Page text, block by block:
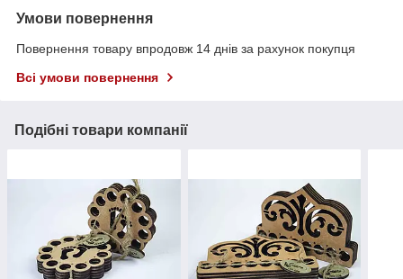
Умови повернення
Повернення товару впродовж 14 днів за рахунок покупця
Всі умови повернення
Подібні товари компанії